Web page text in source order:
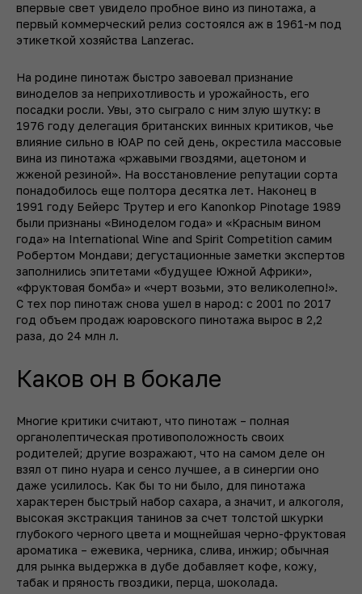
впервые свет увидело пробное вино из пинотажа, а
первый коммерческий релиз состоялся аж в 1961-м под
этикеткой хозяйства Lanzerac.
На родине пинотаж быстро завоевал признание
виноделов за неприхотливость и урожайность, его
посадки росли. Увы, это сыграло с ним злую шутку: в
1976 году делегация британских винных критиков, чье
влияние сильно в ЮАР по сей день, окрестила массовые
вина из пинотажа «ржавыми гвоздями, ацетоном и
жженой резиной». На восстановление репутации сорта
понадобилось еще полтора десятка лет. Наконец в
1991 году Бейерс Трутер и его Kanonkop Pinotage 1989
были признаны «Виноделом года» и «Красным вином
года» на International Wine and Spirit Competition самим
Робертом Мондави; дегустационные заметки экспертов
заполнились эпитетами «будущее Южной Африки»,
«фруктовая бомба» и «черт возьми, это великолепно!».
С тех пор пинотаж снова ушел в народ: с 2001 по 2017
год объем продаж юаровского пинотажа вырос в 2,2
раза, до 24 млн л.
Каков он в бокале
Многие критики считают, что пинотаж – полная
органолептическая противоположность своих
родителей; другие возражают, что на самом деле он
взял от пино нуара и сенсо лучшее, а в синергии оно
даже усилилось. Как бы то ни было, для пинотажа
характерен быстрый набор сахара, а значит, и алкоголя,
высокая экстракция танинов за счет толстой шкурки
глубокого черного цвета и мощнейшая черно-фруктовая
ароматика – ежевика, черника, слива, инжир; обычная
для рынка выдержка в дубе добавляет кофе, кожу,
табак и пряность гвоздики, перца, шоколада.